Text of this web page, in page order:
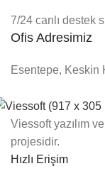
7/24 canlı destek
Ofis Adresimiz
Esentepe, Keskin
Viessoft yazılım
projesidir.
Hızlı Erişim